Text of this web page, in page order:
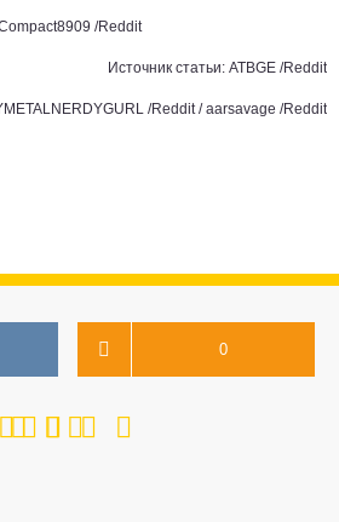
/Reddit
Источник статьи: ATBGE /Reddit
/Reddit / aarsavage /Reddit
0
4 5